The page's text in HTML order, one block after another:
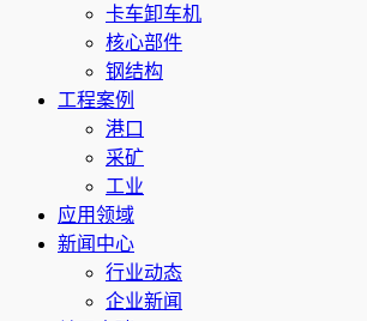
卡车卸车机
核心部件
钢结构
工程案例
港口
采矿
工业
应用领域
新闻中心
行业动态
企业新闻